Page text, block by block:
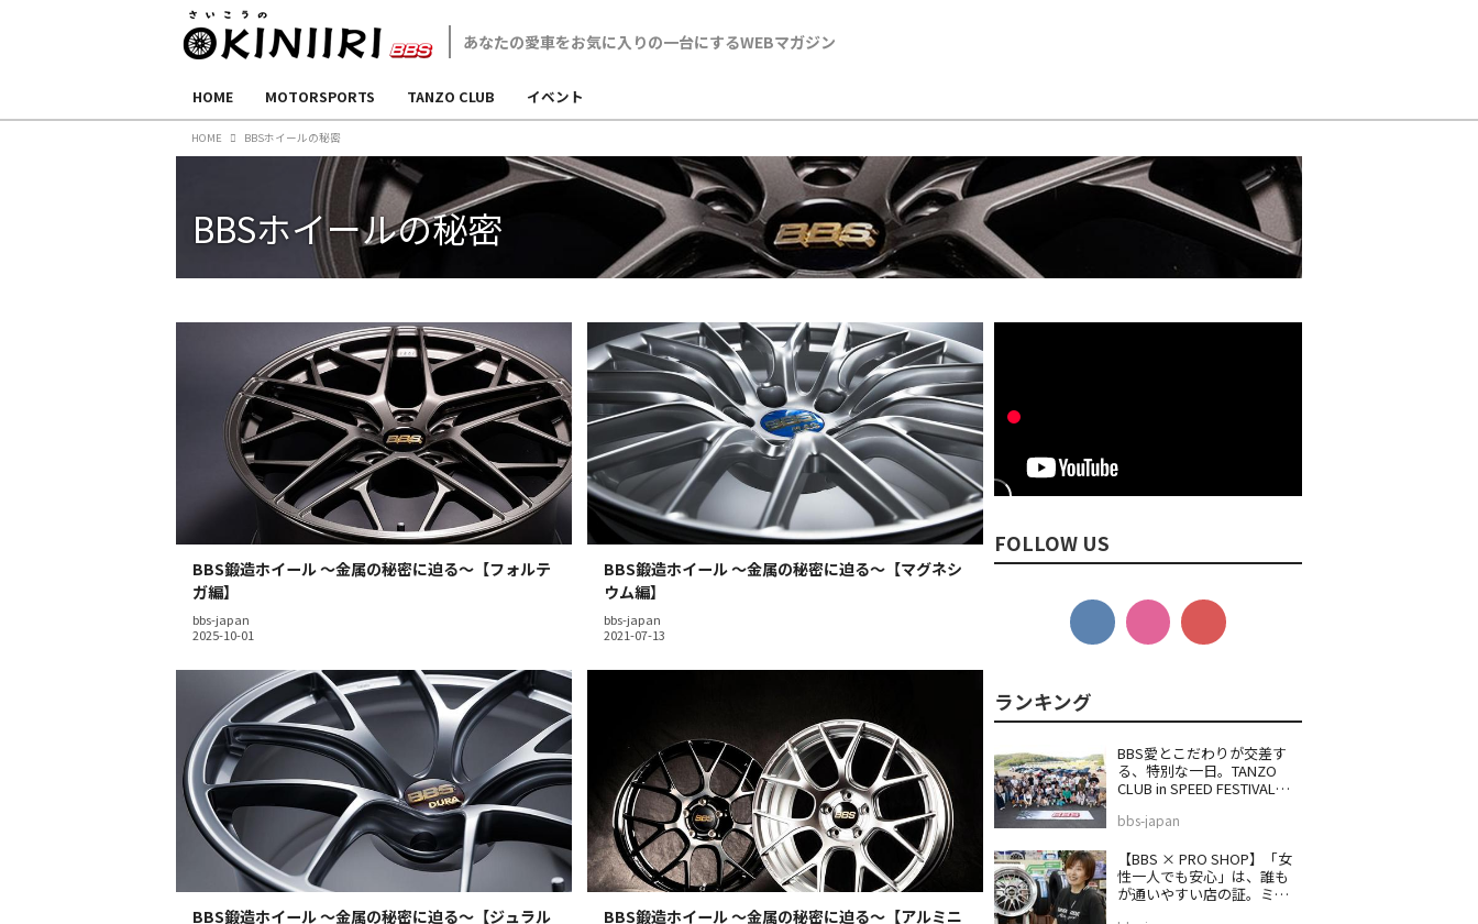
HOME MOTORSPORTS TANZO CLUB イベント
HOME BBSホイールの秘密
BBSホイールの秘密
BBS鍛造ホイール 〜金属の秘密に迫る〜【フォルテ
ガ編】
bbs-japan
BBS鍛造ホイール 〜金属の秘密に迫る〜【マグネシ
ウム編】
bbs-japan
BBS鍛造ホイール 〜金属の秘密に迫る〜【ジュラル
BBS鍛造ホイール 〜金属の秘密に迫る〜【アルミニ
FOLLOW US
BBS愛とこだわりが交差す
る、特別な一日。TANZO
CLUB in SPEED FESTIVAL
bbs-japan
【BBS × PRO SHOP】「女
性一人でも安心」は、誰も
が通いやすい店の証。ミス